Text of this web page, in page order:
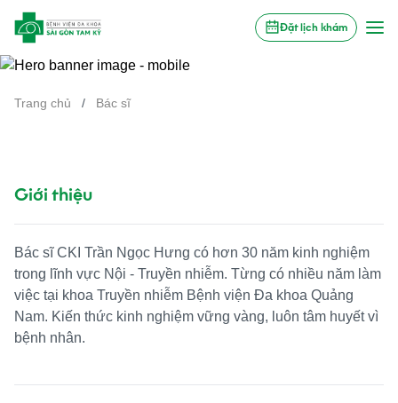
Đặt lịch khám
Trang chủ / Bác sĩ
Giới thiệu
Bác sĩ CKI Trần Ngọc Hưng có hơn 30 năm kinh nghiệm
trong lĩnh vực Nội - Truyền nhiễm. Từng có nhiều năm làm
việc tại khoa Truyền nhiễm Bệnh viện Đa khoa Quảng
Nam. Kiến thức kinh nghiệm vững vàng, luôn tâm huyết vì
bệnh nhân.